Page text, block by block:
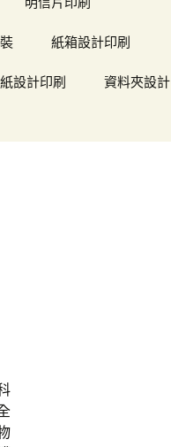
紙箱設計印刷
設計印刷 資料夾設計